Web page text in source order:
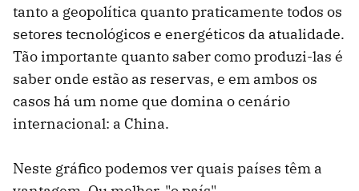
tanto a geopolítica quanto praticamente todos os
setores tecnológicos e energéticos da atualidade.
Tão importante quanto saber como produzi-las é
saber onde estão as reservas, e em ambos os
casos há um nome que domina o cenário
internacional: a China.
Neste gráfico podemos ver quais países têm a